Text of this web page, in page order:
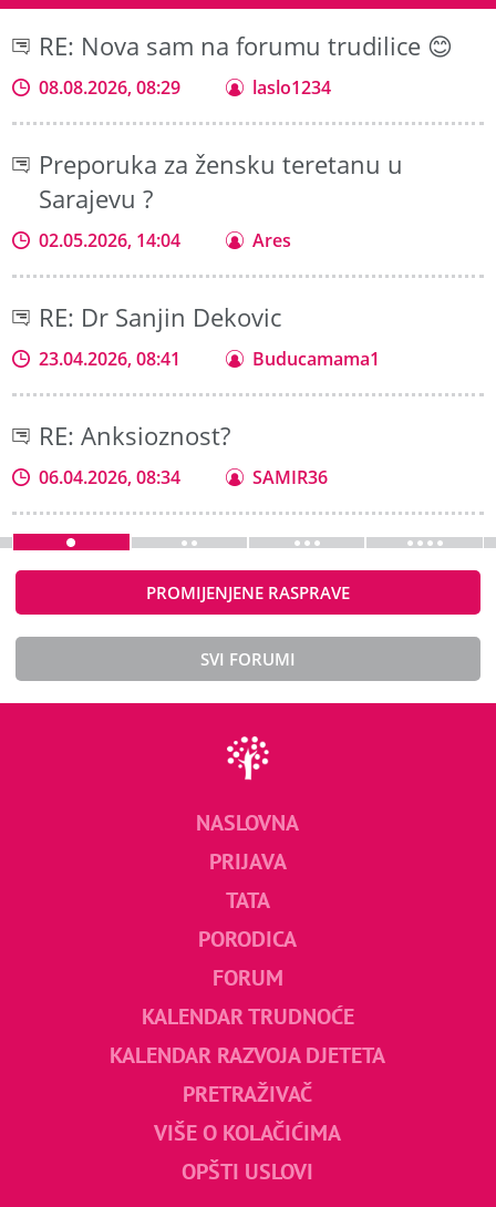
RE: Nova sam na forumu trudilice 😊
08.08.2026, 08:29 laslo1234
Preporuka za žensku teretanu u
Sarajevu ?
02.05.2026, 14:04 Ares
RE: Dr Sanjin Dekovic
23.04.2026, 08:41 Buducamama1
RE: Anksioznost?
06.04.2026, 08:34 SAMIR36
PROMIJENJENE RASPRAVE
SVI FORUMI
NASLOVNA
PRIJAVA
TATA
PORODICA
FORUM
KALENDAR TRUDNOĆE
KALENDAR RAZVOJA DJETETA
PRETRAŽIVAČ
VIŠE O KOLAČIĆIMA
OPŠTI USLOVI